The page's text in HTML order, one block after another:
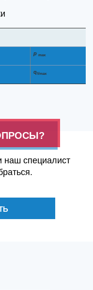
p max
qVmax
наш специалист